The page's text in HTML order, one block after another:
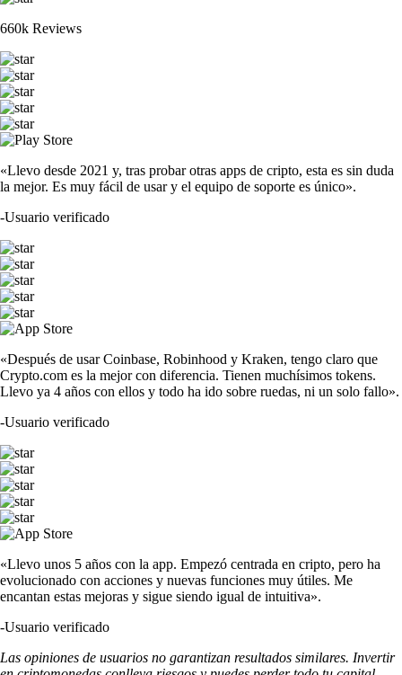
660k Reviews
«Llevo desde 2021 y, tras probar otras apps de cripto, esta es sin duda
la mejor. Es muy fácil de usar y el equipo de soporte es único».
-Usuario verificado
«Después de usar Coinbase, Robinhood y Kraken, tengo claro que
Crypto.com es la mejor con diferencia. Tienen muchísimos tokens.
Llevo ya 4 años con ellos y todo ha ido sobre ruedas, ni un solo fallo».
-Usuario verificado
«Llevo unos 5 años con la app. Empezó centrada en cripto, pero ha
evolucionado con acciones y nuevas funciones muy útiles. Me
encantan estas mejoras y sigue siendo igual de intuitiva».
-Usuario verificado
Las opiniones de usuarios no garantizan resultados similares. Invertir